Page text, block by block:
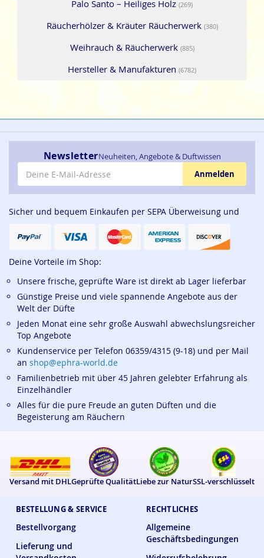
Palo Santo – Heiliges Holz (269)
Räucherhölzer & Kräuter Räucherwerk (380)
Weihrauch & Räucherwerk (885)
Hersteller & Manufakturen (6782)
BESTELLUNG & SERVICE
Bestellvorgang
Lieferung und
RECHTLICHES
Allgemeine
Geschäftsbedingungen
NewsletterNeuheiten, Angebote & Duftwissen
E-Mail-Adresse
Anmelden
Sicher und bequem Einkaufen per SEPA Überweisung und
Deine Vorteile im Shop:
Unsere frische, geprüfte Ware ist direkt ab Lager lieferbar
Günstige Preise und viele spannende Angebote aus der
Welt der Düfte
Jeden Monat eine sehr große Auswahl abwechslungsreicher
Top Angebote
Kundenservice per Telefon 06359/4315 (9-18) und per Mail
an shop@ephra-world.de
Familienbetrieb mit über 45 Jahren gelebter Erfahrung als
Einzelhändler
Alles für die pure Freude an guten Düften und die
Begeisterung am Räuchern
Versand mit DHLGeprüfte QualitätLiebe zur NaturSSL-verschlüsselt